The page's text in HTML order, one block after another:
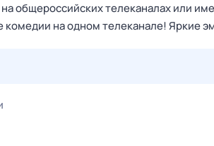
общероссийских телеканалах или
на одном телеканале! Яркие